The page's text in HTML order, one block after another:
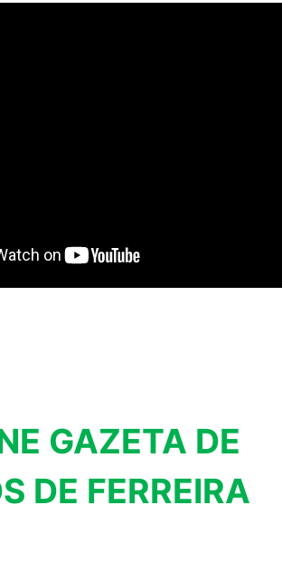
GAZETA DE
DE FERREIRA